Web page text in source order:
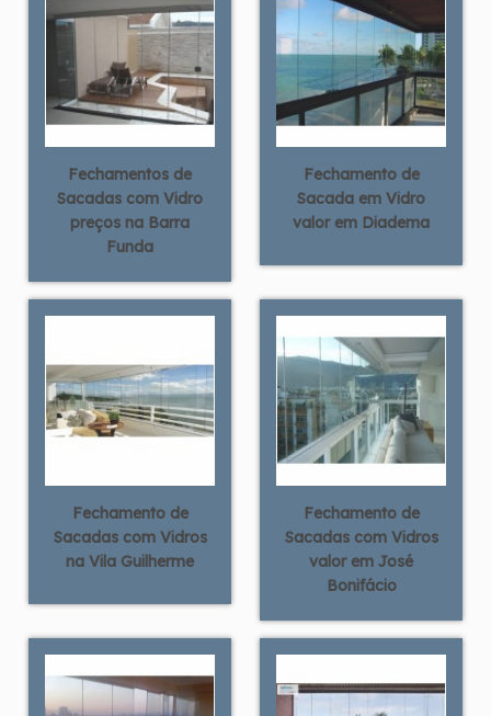
Fechamentos de
Sacadas com Vidro
preços na Barra
Funda
Fechamento de
Sacada em Vidro
valor em Diadema
Fechamento de
Sacadas com Vidros
na Vila Guilherme
Fechamento de
Sacadas com Vidros
valor em José
Bonifácio